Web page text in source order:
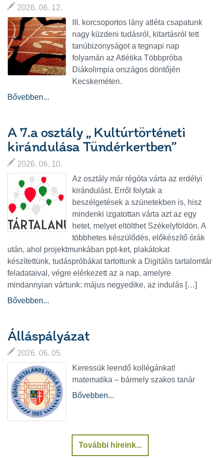
2026. 06. 12.
III. korcsoportos lány atléta csapatunk
nagy küzdeni tudásról, kitartásról tett
tanúbizonyságot a tegnapi nap
folyamán az Atlétika Többpróba
Diákolimpia országos döntőjén
Kecskeméten.
Bővebben...
A 7.a osztály „ Kultúrtörténeti
kirándulása Tündérkertben”
2026. 06. 10.
Az osztály már régóta várta az erdélyi
kirándulást. Erről folytak a
beszélgetések a szünetekben is, hisz
mindenki izgatottan várta azt az egy
hetet, melyet eltölthet Székelyföldön. A
többhetes készülődés, előkészítő órák
után, ahol projektmunkában ppt-ket, plakátokat
készítettünk, tudáspróbákat tartottunk a Digitális tartalomtár
feladataival, végre elérkezett az a nap, amelyre
mindannyian vártunk: május negyedike, az indulás […]
Bővebben...
Álláspályázat
2026. 06. 05.
Keressük leendő kollégánkat!
matematika – bármely szakos tanár
Bővebben...
További híreink...